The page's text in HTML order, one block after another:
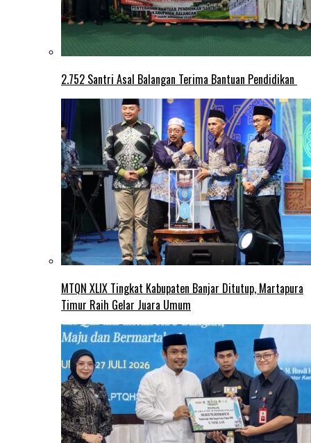
2.752 Santri Asal Balangan Terima Bantuan Pendidikan
MTQN XLIX Tingkat Kabupaten Banjar Ditutup, Martapura
Timur Raih Gelar Juara Umum